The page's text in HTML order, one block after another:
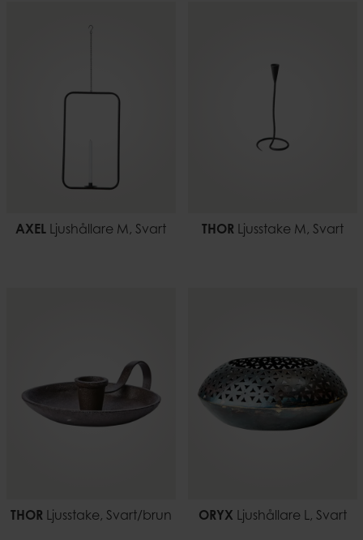
AXEL Ljushållare M, Svart THORLjusstake M, Svart
THORLjusstake, Svart/brun ORYX Ljushållare L, Svart